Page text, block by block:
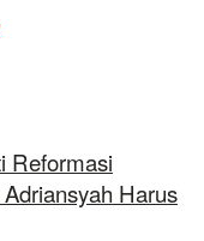
Reformasi
Harus